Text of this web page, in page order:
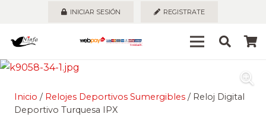
INICIAR SESIÓN REGISTRATE
Inicio / Relojes Deportivos Sumergibles / Reloj Digital
Deportivo Turquesa IPX